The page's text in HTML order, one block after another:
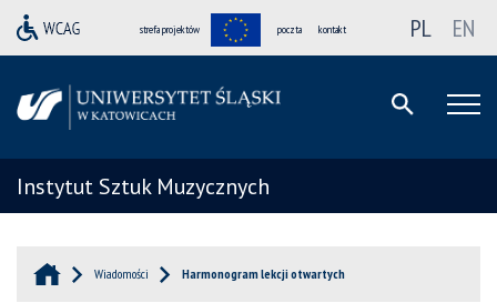
strefa projektów poczta kontakt PL EN
Instytut Sztuk Muzycznych
Wiadomości Harmonogram lekcji otwartych